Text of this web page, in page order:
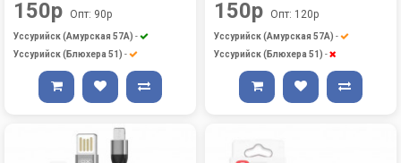
150р Опт: 90р
Уссурийск (Амурская 57А) -
Уссурийск (Блюхера 51) -
150р Опт: 120р
Уссурийск (Амурская 57А) -
Уссурийск (Блюхера 51) -